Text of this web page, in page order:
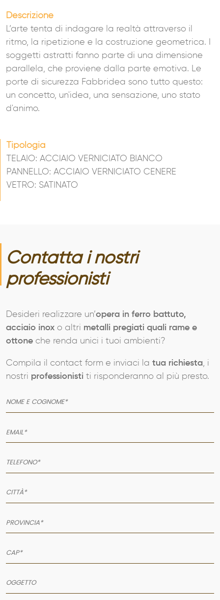
AZIENDA
SERVIZI
PORTFOLIO
NEWS
Descrizione
L’arte tenta di indagare la realtà attraverso il
ritmo, la ripetizione e la costruzione geometrica. I
soggetti astratti fanno parte di una dimensione
parallela, che proviene dalla parte emotiva. Le
porte di sicurezza Fabbridea sono tutto questo:
un concetto, un'idea, una sensazione, uno stato
d'animo.
Tipologia
TELAIO: ACCIAIO VERNICIATO BIANCO
PANNELLO: ACCIAIO VERNICIATO CENERE
VETRO: SATINATO
Contatta i nostri
professionisti
Desideri realizzare un’opera in ferro battuto,
acciaio inox o altri metalli pregiati quali rame e
ottone che renda unici i tuoi ambienti?
Compila il contact form e inviaci la tua richiesta, i
nostri professionisti ti risponderanno al più presto.